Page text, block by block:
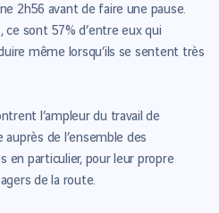
2h56 avant de faire une pause.
ce sont 57% d’entre eux qui
même lorsqu’ils se sentent très
l’ampleur du travail de
de l’ensemble des
en particulier, pour leur propre
de la route.